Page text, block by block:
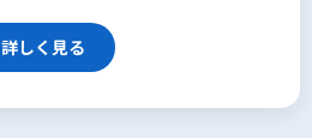
詳しく見る